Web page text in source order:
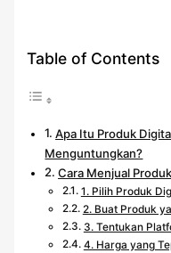
Table of Contents
Apa Itu Produk
Menguntungkan?
Cara Menjual
1. Pilih Produk
2. Buat Produk
3. Tentukan
4. Harga yang